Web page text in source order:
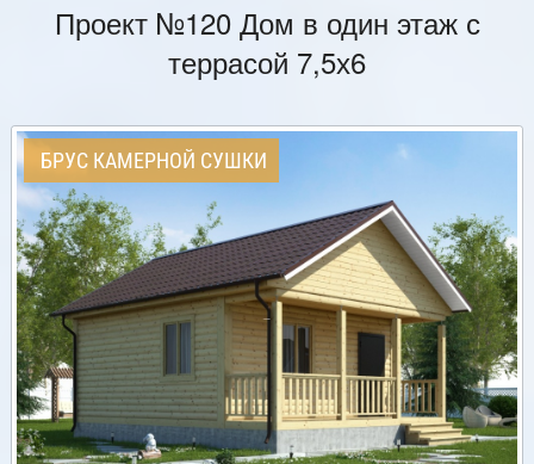
Проект №120 Дом в один этаж с
террасой 7,5х6
БРУС КАМЕРНОЙ СУШКИ